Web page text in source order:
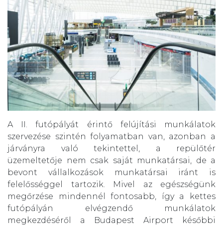
A II. futópályát érintő felújítási munkálatok
szervezése szintén folyamatban van, azonban a
járványra való tekintettel, a repülőtér
üzemeltetője nem csak saját munkatársai, de a
bevont vállalkozások munkatársai iránt is
felelősséggel tartozik. Mivel az egészségünk
megőrzése mindennél fontosabb, így a kettes
futópályán elvégzendő munkálatok
megkezdéséről a Budapest Airport későbbi